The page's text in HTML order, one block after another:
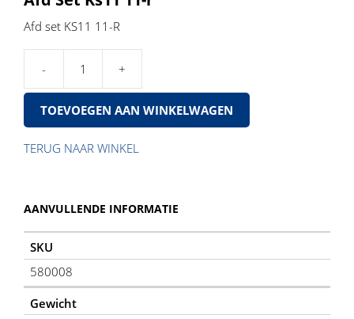
Afd set KS11 11-R
Set
Ks11
11-
TOEVOEGEN AAN WINKELWAGEN
TERUG NAAR WINKEL
AANVULLENDE INFORMATIE
SKU
580008
Gewicht